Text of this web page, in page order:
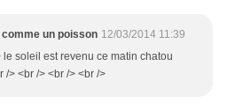
comme un poisson 12/03/2014 11:39
le soleil est revenu ce matin chatou
/> <br /> <br /> <br />